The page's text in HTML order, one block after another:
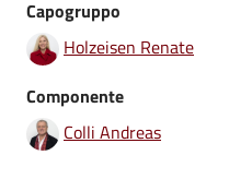
Capogruppo
Holzeisen Renate
Componente
Colli Andreas